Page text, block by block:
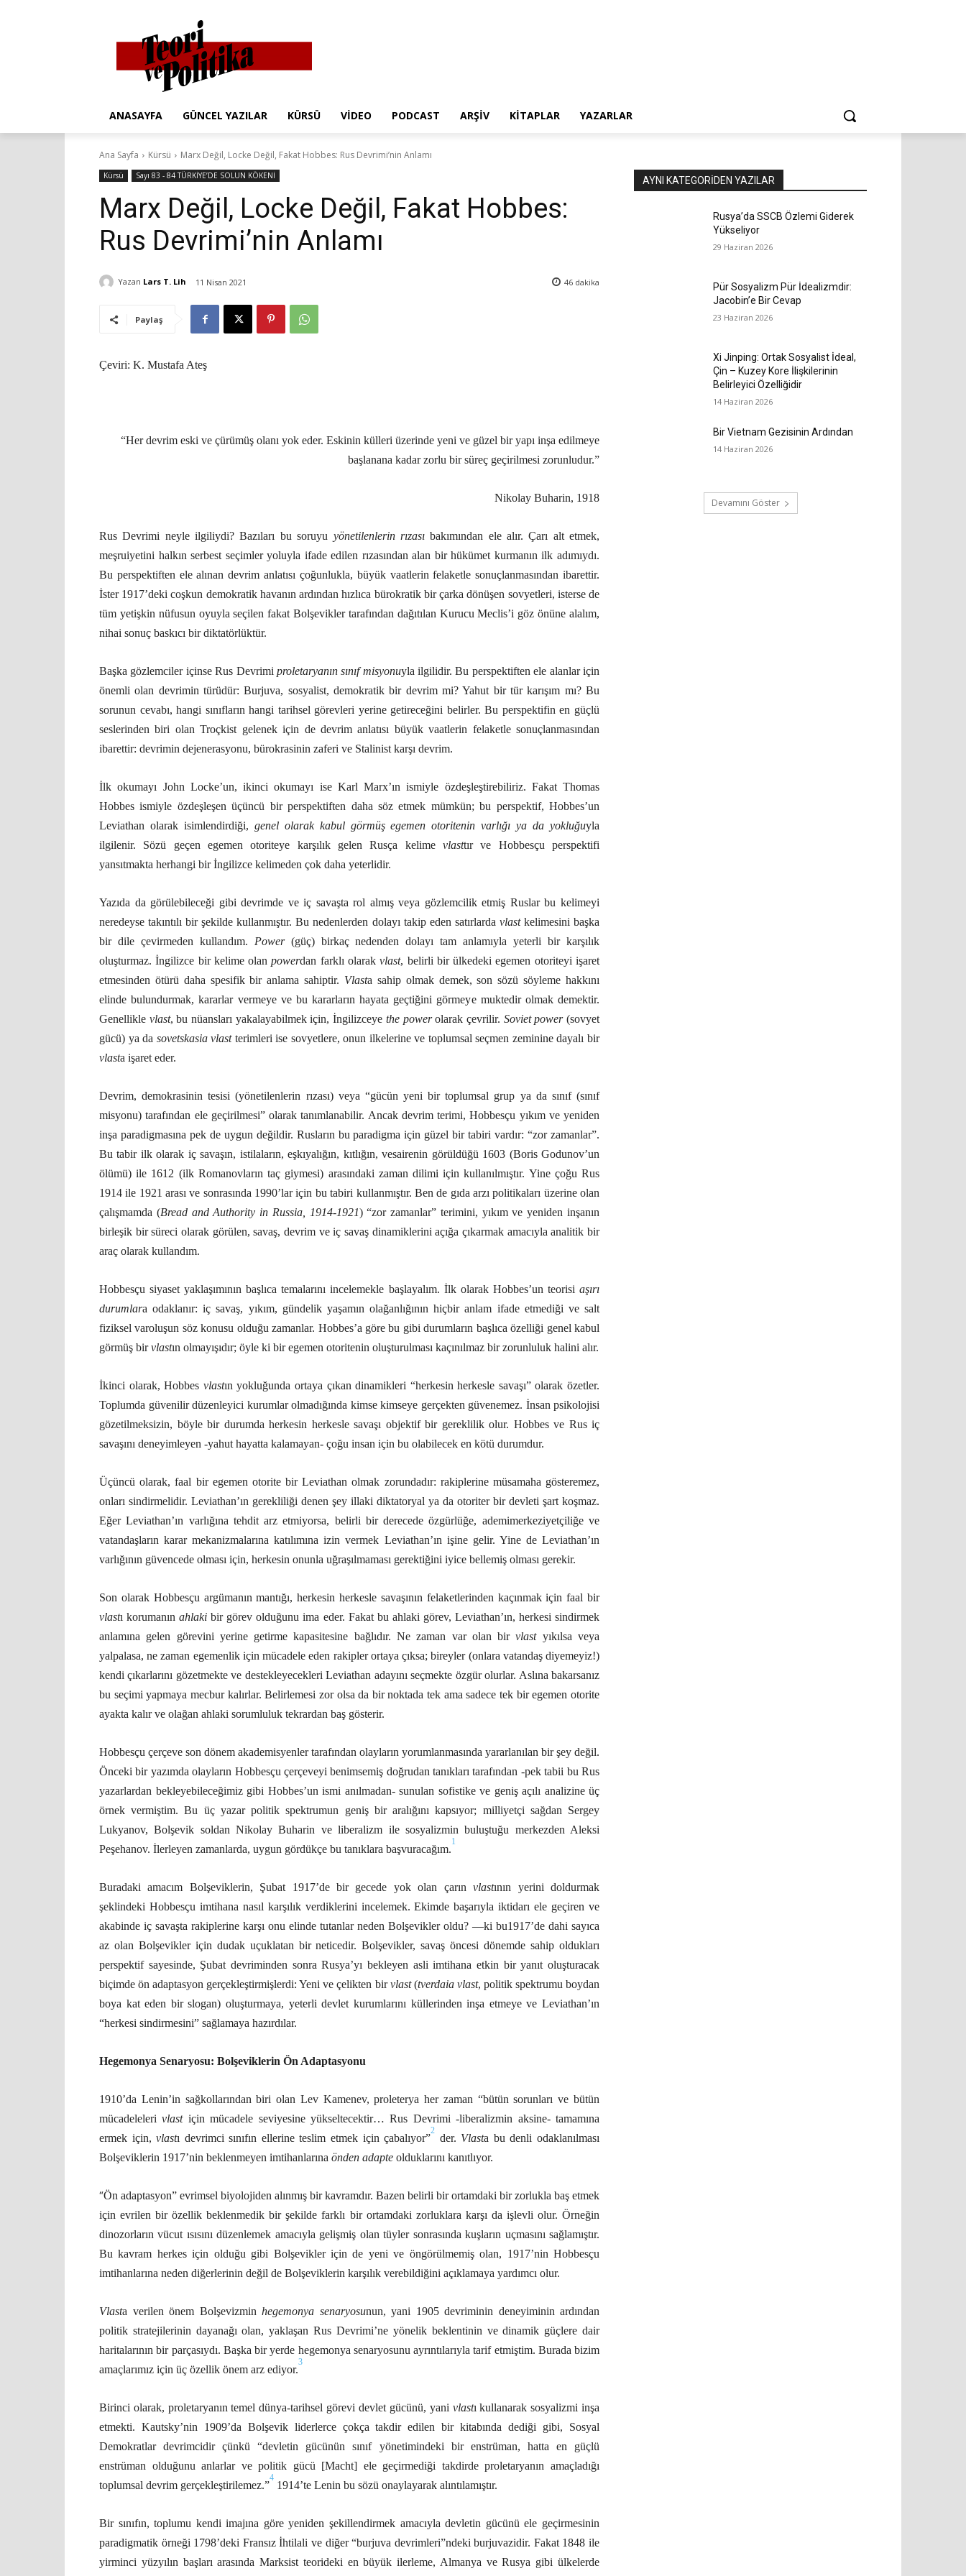
ANASAYFA GÜNCEL YAZILAR KÜRSÜ VIDEO PODCAST ARŞIV KITAPLAR YAZARLAR
Ana Sayfa Kürsü Marx Değil, Locke Değil, Fakat Hobbes: Rus Devrimi’nin Anlamı
Kürsü Sayı 83 - 84 TÜRKİYE’DE SOLUN KÖKENİ
Marx Değil, Locke Değil, Fakat Hobbes:
Rus Devrimi’nin Anlamı
Yazan Lars T. Lih 11 Nisan 2021 46 dakika
Paylaş
Çeviri: K. Mustafa Ateş
“Her devrim eski ve çürümüş olanı yok eder. Eskinin külleri üzerinde yeni ve güzel bir yapı inşa edilmeye
başlanana kadar zorlu bir süreç geçirilmesi zorunludur.”
Nikolay Buharin, 1918
Rus Devrimi neyle ilgiliydi? Bazıları bu soruyu yönetilenlerin rızasıbakımından ele alır. Çarı alt etmek,
meşruiyetini halkın serbest seçimler yoluyla ifade edilen rızasından alan bir hükümet kurmanın ilk adımıydı.
Bu perspektiften ele alınan devrim anlatısı çoğunlukla, büyük vaatlerin felaketle sonuçlanmasından ibarettir.
İster 1917’deki coşkun demokratik havanın ardından hızlıca bürokratik bir çarka dönüşen sovyetleri, isterse de
tüm yetişkin nüfusun oyuyla seçilen fakat Bolşevikler tarafından dağıtılan Kurucu Meclis’i göz önüne alalım,
nihai sonuç baskıcı bir diktatörlüktür.
Başka gözlemciler içinse Rus Devrimi proletaryanın sınıf misyonuyla ilgilidir. Bu perspektiften ele alanlar için
önemli olan devrimin türüdür: Burjuva, sosyalist, demokratik bir devrim mi? Yahut bir tür karışım mı? Bu
sorunun cevabı, hangi sınıfların hangi tarihsel görevleri yerine getireceğini belirler. Bu perspektifin en güçlü
seslerinden biri olan Troçkist gelenek için de devrim anlatısı büyük vaatlerin felaketle sonuçlanmasından
ibarettir: devrimin dejenerasyonu, bürokrasinin zaferi ve Stalinist karşı devrim.
İlk okumayı John Locke’un, ikinci okumayı ise Karl Marx’ın ismiyle özdeşleştirebiliriz. Fakat Thomas
Hobbes ismiyle özdeşleşen üçüncü bir perspektiften daha söz etmek mümkün; bu perspektif, Hobbes’un
Leviathan olarak isimlendirdiği, genel olarak kabul görmüş egemen otoritenin varlığı ya da yokluğuyla
ilgilenir. Sözü geçen egemen otoriteye karşılık gelen Rusça kelime vlasttır ve Hobbesçu perspektifi
yansıtmakta herhangi bir İngilizce kelimeden çok daha yeterlidir.
Yazıda da görülebileceği gibi devrimde ve iç savaşta rol almış veya gözlemcilik etmiş Ruslar bu kelimeyi
neredeyse takıntılı bir şekilde kullanmıştır. Bu nedenlerden dolayı takip eden satırlarda vlastkelimesini başka
bir dile çevirmeden kullandım. Power(güç) birkaç nedenden dolayı tam anlamıyla yeterli bir karşılık
oluşturmaz. İngilizce bir kelime olanpowerdan farklı olarakvlast, belirli bir ülkedeki egemen otoriteyi işaret
etmesinden ötürü daha spesifik bir anlama sahiptir. Vlasta sahip olmak demek, son sözü söyleme hakkını
elinde bulundurmak, kararlar vermeye ve bu kararların hayata geçtiğini görmeye muktedir olmak demektir.
Genellikle vlast, bu nüansları yakalayabilmek için, İngilizceye the powerolarak çevrilir. Soviet power(sovyet
gücü) ya da sovetskasia vlastterimleri ise sovyetlere, onun ilkelerine ve toplumsal seçmen zeminine dayalı bir
vlasta işaret eder.
Devrim, demokrasinin tesisi (yönetilenlerin rızası) veya “gücün yeni bir toplumsal grup ya da sınıf (sınıf
misyonu) tarafından ele geçirilmesi” olarak tanımlanabilir. Ancak devrim terimi, Hobbesçu yıkım ve yeniden
inşa paradigmasına pek de uygun değildir. Rusların bu paradigma için güzel bir tabiri vardır: “zor zamanlar”.
Bu tabir ilk olarak iç savaşın, istilaların, eşkıyalığın, kıtlığın, vesairenin görüldüğü 1603 (Boris Godunov’un
ölümü) ile 1612 (ilk Romanovların taç giymesi) arasındaki zaman dilimi için kullanılmıştır. Yine çoğu Rus
1914 ile 1921 arası ve sonrasında 1990’lar için bu tabiri kullanmıştır. Ben de gıda arzı politikaları üzerine olan
çalışmamda (Bread and Authority in Russia, 1914-1921) “zor zamanlar” terimini, yıkım ve yeniden inşanın
birleşik bir süreci olarak görülen, savaş, devrim ve iç savaş dinamiklerini açığa çıkarmak amacıyla analitik bir
araç olarak kullandım.
Hobbesçu siyaset yaklaşımının başlıca temalarını incelemekle başlayalım. İlk olarak Hobbes’un teorisi aşırı
durumlara odaklanır: iç savaş, yıkım, gündelik yaşamın olağanlığının hiçbir anlam ifade etmediği ve salt
fiziksel varoluşun söz konusu olduğu zamanlar. Hobbes’a göre bu gibi durumların başlıca özelliği genel kabul
görmüş birvlastın olmayışıdır; öyle ki bir egemen otoritenin oluşturulması kaçınılmaz bir zorunluluk halini alır.
İkinci olarak, Hobbes vlastın yokluğunda ortaya çıkan dinamikleri “herkesin herkesle savaşı” olarak özetler.
Toplumda güvenilir düzenleyici kurumlar olmadığında kimse kimseye gerçekten güvenemez. İnsan psikolojisi
gözetilmeksizin, böyle bir durumda herkesin herkesle savaşı objektif bir gereklilik olur. Hobbes ve Rus iç
savaşını deneyimleyen -yahut hayatta kalamayan- çoğu insan için bu olabilecek en kötü durumdur.
Üçüncü olarak, faal bir egemen otorite bir Leviathan olmak zorundadır: rakiplerine müsamaha gösteremez,
onları sindirmelidir. Leviathan’ın gerekliliği denen şey illaki diktatoryal ya da otoriter bir devleti şart koşmaz.
Eğer Leviathan’ın varlığına tehdit arz etmiyorsa, belirli bir derecede özgürlüğe, ademimerkeziyetçiliğe ve
vatandaşların karar mekanizmalarına katılımına izin vermek Leviathan’ın işine gelir. Yine de Leviathan’ın
varlığının güvencede olması için, herkesin onunla uğraşılmaması gerektiğini iyice bellemiş olması gerekir.
Son olarak Hobbesçu argümanın mantığı, herkesin herkesle savaşının felaketlerinden kaçınmak için faal bir
vlastı korumanınahlaki bir görev olduğunu ima eder. Fakat bu ahlaki görev, Leviathan’ın, herkesi sindirmek
anlamına gelen görevini yerine getirme kapasitesine bağlıdır. Ne zaman var olan birvlastyıkılsa veya
yalpalasa, ne zaman egemenlik için mücadele eden rakipler ortaya çıksa; bireyler (onlara vatandaş diyemeyiz!)
kendi çıkarlarını gözetmekte ve destekleyecekleri Leviathan adayını seçmekte özgür olurlar. Aslına bakarsanız
bu seçimi yapmaya mecbur kalırlar. Belirlemesi zor olsa da bir noktada tek ama sadece tek bir egemen otorite
ayakta kalır ve olağan ahlaki sorumluluk tekrardan baş gösterir.
Hobbesçu çerçeve son dönem akademisyenler tarafından olayların yorumlanmasında yararlanılan bir şey değil.
Önceki bir yazımda olayların Hobbesçu çerçeveyi benimsemiş doğrudan tanıkları tarafından -pek tabii bu Rus
yazarlardan bekleyebileceğimiz gibi Hobbes’un ismi anılmadan- sunulan sofistike ve geniş açılı analizine üç
örnek vermiştim. Bu üç yazar politik spektrumun geniş bir aralığını kapsıyor; milliyetçi sağdan Sergey
Lukyanov, Bolşevik soldan Nikolay Buharin ve liberalizm ile sosyalizmin buluştuğu merkezden Aleksi
Peşehanov. İlerleyen zamanlarda, uygun gördükçe bu tanıklara başvuracağım.
1
Buradaki amacım Bolşeviklerin, Şubat 1917’de bir gecede yok olan çarınvlastının yerini doldurmak
şeklindeki Hobbesçu imtihana nasıl karşılık verdiklerini incelemek. Ekimde başarıyla iktidarı ele geçiren ve
akabinde iç savaşta rakiplerine karşı onu elinde tutanlar neden Bolşevikler oldu? —ki bu1917’de dahi sayıca
az olan Bolşevikler için dudak uçuklatan bir neticedir. Bolşevikler, savaş öncesi dönemde sahip oldukları
perspektif sayesinde, Şubat devriminden sonra Rusya’yı bekleyen asli imtihana etkin bir yanıt oluşturacak
biçimde ön adaptasyon gerçekleştirmişlerdi: Yeni ve çelikten birvlast(tverdaia vlast, politik spektrumu boydan
boya kat eden bir slogan) oluşturmaya, yeterli devlet kurumlarını küllerinden inşa etmeye ve Leviathan’ın
“herkesi sindirmesini” sağlamaya hazırdılar.
Hegemonya Senaryosu: Bolşeviklerin Ön Adaptasyonu
1910’da Lenin’in sağkollarından biri olan Lev Kamenev, proleterya her zaman “bütün sorunları ve bütün
mücadelelerivlastiçin mücadele seviyesine yükseltecektir… Rus Devrimi -liberalizmin aksine- tamamına
ermek için,vlastı devrimci sınıfın ellerine teslim etmek için çabalıyor”
2
der. Vlasta bu denli odaklanılması
Bolşeviklerin 1917’nin beklenmeyen imtihanlarına önden adapte olduklarını kanıtlıyor.
“Ön adaptasyon” evrimsel biyolojiden alınmış bir kavramdır. Bazen belirli bir ortamdaki bir zorlukla baş etmek
için evrilen bir özellik beklenmedik bir şekilde farklı bir ortamdaki zorluklara karşı da işlevli olur. Örneğin
dinozorların vücut ısısını düzenlemek amacıyla gelişmiş olan tüyler sonrasında kuşların uçmasını sağlamıştır.
Bu kavram herkes için olduğu gibi Bolşevikler için de yeni ve öngörülmemiş olan, 1917’nin Hobbesçu
imtihanlarına neden diğerlerinin değil de Bolşeviklerin karşılık verebildiğini açıklamaya yardımcı olur.
Vlasta verilen önem Bolşevizmin hegemonya senaryosunun, yani 1905 devriminin deneyiminin ardından
politik stratejilerinin dayanağı olan, yaklaşan Rus Devrimi’ne yönelik beklentinin ve dinamik güçlere dair
haritalarının bir parçasıydı. Başka bir yerde hegemonya senaryosunu ayrıntılarıyla tarif etmiştim. Burada bizim
amaçlarımız için üç özellik önem arz ediyor.
3
Birinci olarak, proletaryanın temel dünya-tarihsel görevi devlet gücünü, yani vlastı kullanarak sosyalizmi inşa
etmekti. Kautsky’nin 1909’da Bolşevik liderlerce çokça takdir edilen bir kitabında dediği gibi, Sosyal
Demokratlar devrimcidir çünkü “devletin gücünün sınıf yönetimindeki bir enstrüman, hatta en güçlü
enstrüman olduğunu anlarlar ve politik gücü [Macht] ele geçirmediği takdirde proletaryanın amaçladığı
toplumsal devrim gerçekleştirilemez.”
4
1914’te Lenin bu sözü onaylayarak alıntılamıştır.
Bir sınıfın, toplumu kendi imajına göre yeniden şekillendirmek amacıyla devletin gücünü ele geçirmesinin
paradigmatik örneği 1798’deki Fransız İhtilali ve diğer “burjuva devrimleri”ndeki burjuvazidir. Fakat 1848 ile
yirminci yüzyılın başları arasında Marksist teorideki en büyük ilerleme, Almanya ve Rusya gibi ülkelerde
AYNI KATEGORIDEN YAZILAR
Rusya’da SSCB Özlemi Giderek
Yükseliyor
29 Haziran 2026
Pür Sosyalizm Pür İdealizmdir:
Jacobin’e Bir Cevap
23 Haziran 2026
Xi Jinping: Ortak Sosyalist İdeal,
Çin – Kuzey Kore İlişkilerinin
Belirleyici Özelliğidir
14 Haziran 2026
Bir Vietnam Gezisinin Ardından
14 Haziran 2026
Devamını Göster